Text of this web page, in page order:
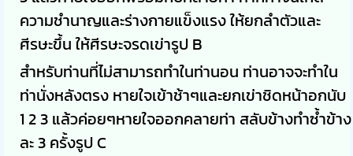
ความชำนาญและร่างกายแข็งแรง ให้ยกลำตัวและ
ศีรษะขึ้น ให้ศีรษะจรดเข่ารูป B
สำหรับท่านที่ไม่สามารถทำในท่านอน ท่านอาจจะทำใน
ท่านั่งหลังตรง หายใจเข้าช้าๆและยกเข่าชิดหน้าอกนับ
1 2 3 แล้วค่อยๆหายใจออกคลายท่า สลับข้างทำซ้ำข้าง
ละ 3 ครั้งรูปC